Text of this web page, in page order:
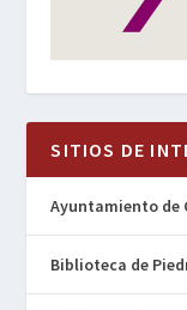
SITIOS DE
Ayuntamiento de
Biblioteca de